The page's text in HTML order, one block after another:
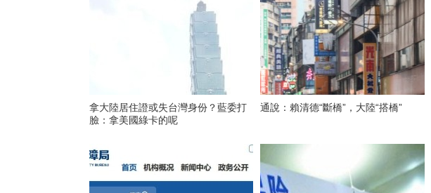
拿大陸居住證或失台灣身份？藍委打
臉：拿美國綠卡的呢
通說：賴清德“斷橋”，大陸“搭橋”